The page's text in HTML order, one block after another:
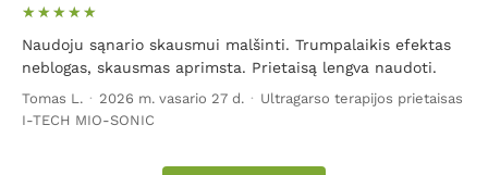
Celiulito naikinimas namuose šiuo metu taip pat
įmanomas. Naudojant specialius aparatus nuo celiulito
— gydymas tampa nesudėtingas, visiškai
neskausmingas. Ypatingai dažnai moteris kankina
Naudoju sąnario skausmui malšinti. Trumpalaikis efektas
neblogas, skausmas aprimsta. Prietaisą lengva naudoti.
Tomas L. · 2026 m. vasario 27 d. · Ultragarso terapijos prietaisas
I-TECH MIO-SONIC